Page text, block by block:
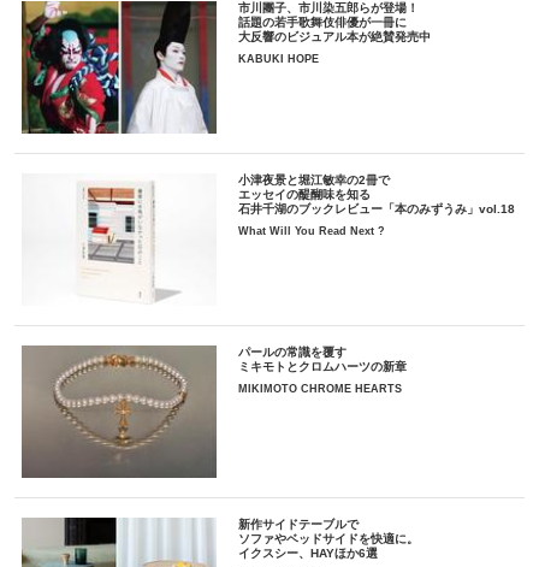
市川團子、市川染五郎らが登場！
話題の若手歌舞伎俳優が一冊に
大反響のビジュアル本が絶賛発売中
KABUKI HOPE
小津夜景と堀江敏幸の2冊で
エッセイの醍醐味を知る
石井千湖のブックレビュー「本のみずうみ」vol.18
What Will You Read Next ?
パールの常識を覆す
ミキモトとクロムハーツの新章
MIKIMOTO CHROME HEARTS
新作サイドテーブルで
ソファやベッドサイドを快適に。
イクスシー、HAYほか6選